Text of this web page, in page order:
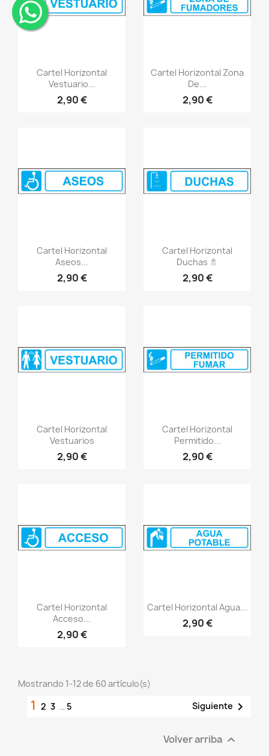
visibilityVistazo rápido
Cartel Horizontal
Vestuario...
2,90 €
visibilityVistazo rápido
Cartel Horizontal Zona
De...
2,90 €
visibilityVistazo rápido
Cartel Horizontal
Aseos...
2,90 €
visibilityVistazo rápido
Cartel Horizontal
Duchas 🚿
2,90 €
visibilityVistazo rápido
Cartel Horizontal
Vestuarios
2,90 €
visibilityVistazo rápido
Cartel Horizontal
Permitido...
2,90 €
visibilityVistazo rápido
Cartel Horizontal
Acceso...
2,90 €
visibilityVistazo rápido
Cartel Horizontal Agua...
2,90 €
Mostrando 1-12 de 60 artículo(s)
1 2 3 … 5 Siguiente 
Volver arriba 
¨